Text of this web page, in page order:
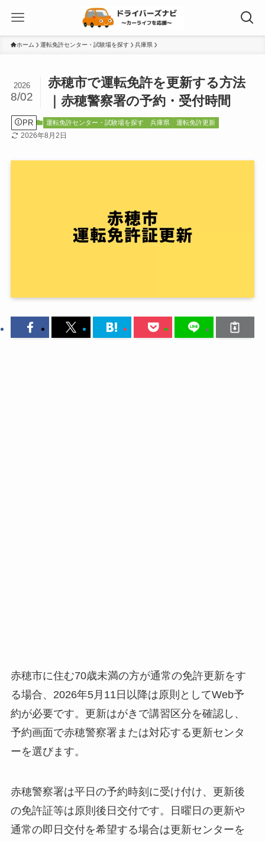
ホーム 運転免許センター・試験場を探す 兵庫県
赤穂市で運転免許を更新する方法
｜赤穂警察署の予約・受付時間
2026
8/02
PR 運転免許センター・試験場を探す 兵庫県 運転免許更新
2026年8月2日
赤穂市に住む70歳未満の方が通常の免許更新をす
る場合、2026年5月11日以降は原則としてWeb予
約が必要です。更新はがきで講習区分を確認し、
予約画面で赤穂警察署または対応する更新センタ
ーを選びます。
赤穂警察署は平日の予約時刻に受け付け、更新後
の免許証等は原則後日交付です。日曜日の更新や
通常の即日交付を希望する場合は更新センターを